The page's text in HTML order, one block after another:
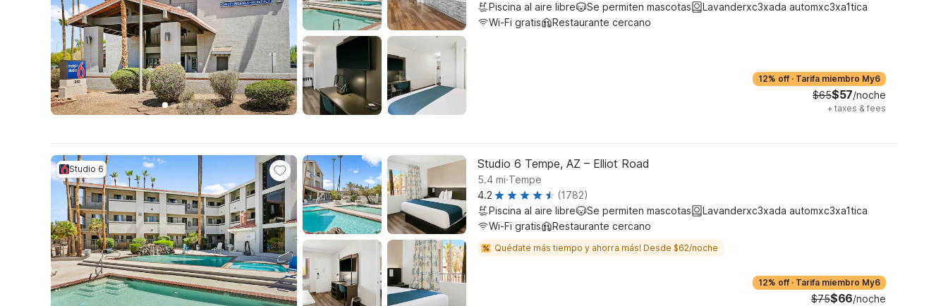
Piscina al aire libre
Se permiten mascotas
Lavanderxc3xada automxc3xa1tica
Wi-Fi gratis
Restaurante cercano
12% off · Tarifa miembro My6
$65$57/noche
+ taxes & fees
Studio 6 Studio 6 Tempe, AZ – Elliot Road
5.4 mi.Tempe
4.2
(1782)
Piscina al aire libre
Se permiten mascotas
Lavanderxc3xada automxc3xa1tica
Wi-Fi gratis
Restaurante cercano
Quédate más tiempo y ahorra más! Desde $62/noche
12% off · Tarifa miembro My6
$75$66/noche